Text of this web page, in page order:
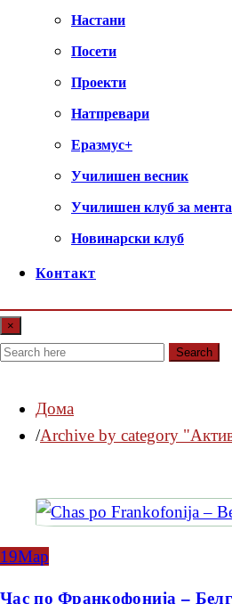
Настани
Посети
Проекти
Натпревари
Еразмус+
Училишен весник
Училишен клуб за
Новинарски клуб
Контакт
×
Search
Дома
Archive by category
19Мар
Час по Франкофонија –